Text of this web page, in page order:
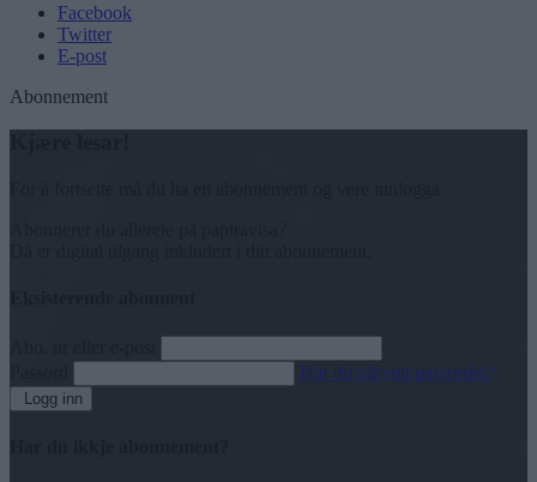
Facebook
Twitter
E-post
Abonnement
Har du gløymt passordet?
Logg inn